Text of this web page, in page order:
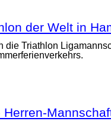
der Welt in
Triathlon